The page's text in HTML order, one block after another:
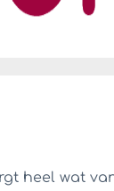
heel wat